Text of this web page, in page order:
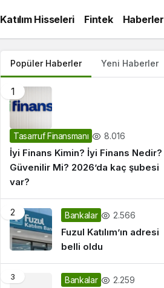
Katılım Hisseleri Fintek Haberler
Popüler Haberler Yeni Haberler
1
Tasarruf Finansmanı 8.016
İyi Finans Kimin? İyi Finans Nedir?
Güvenilir Mi? 2026’da kaç şubesi
var?
2 Bankalar 2.566
Fuzul Katılım’ın adresi
belli oldu
3 Bankalar 2.259